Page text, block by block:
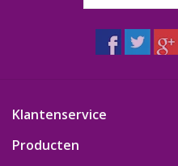
Klantenservice
Producten